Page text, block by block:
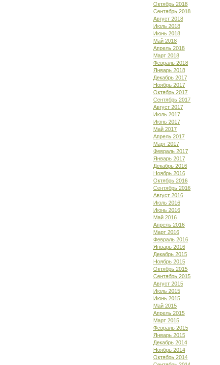
Октябрь 2018
Сентябрь 2018
Август 2018
Июль 2018
Июнь 2018
Май 2018
Апрель 2018
Март 2018
Февраль 2018
Январь 2018
Декабрь 2017
Ноябрь 2017
Октябрь 2017
Сентябрь 2017
Август 2017
Июль 2017
Июнь 2017
Май 2017
Апрель 2017
Март 2017
Февраль 2017
Январь 2017
Декабрь 2016
Ноябрь 2016
Октябрь 2016
Сентябрь 2016
Август 2016
Июль 2016
Июнь 2016
Май 2016
Апрель 2016
Март 2016
Февраль 2016
Январь 2016
Декабрь 2015
Ноябрь 2015
Октябрь 2015
Сентябрь 2015
Август 2015
Июль 2015
Июнь 2015
Май 2015
Апрель 2015
Март 2015
Февраль 2015
Январь 2015
Декабрь 2014
Ноябрь 2014
Октябрь 2014